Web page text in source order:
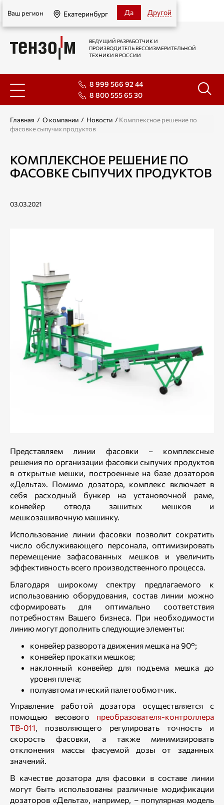
Екатеринбург
Ваш регион Екатеринбург Да Другой
ВЕДУЩИЙ РАЗРАБОТЧИК И
ПРОИЗВОДИТЕЛЬ ВЕСОИЗМЕРИТЕЛЬНОЙ
ТЕХНИКИ В РОССИИ
8 999 566 92 44
8 800 555 65 30
Главная / О компании / Новости /Комплексное решение по
фасовке сыпучих продуктов
КОМПЛЕКСНОЕ РЕШЕНИЕ ПО
ФАСОВКЕ СЫПУЧИХ ПРОДУКТОВ
03.03.2021
Представляем линии фасовки – комплексные
решения по организации фасовки сыпучих продуктов
в открытые мешки, построенные на базе дозаторов
«Дельта». Помимо дозатора, комплекс включает в
себя расходный бункер на установочной раме,
конвейер отвода зашитых мешков и
мешкозашивочную машинку.
Использование линии фасовки позволит сократить
число обслуживающего персонала, оптимизировать
перемещение зафасованных мешков и увеличить
эффективность всего производственного процесса.
Благодаря широкому спектру предлагаемого к
использованию оборудования, состав линии можно
сформировать для оптимально соответствия
потребностям Вашего бизнеса. При необходимости
линию могут дополнить следующие элементы:
конвейер разворота движения мешка на 90°;
конвейер прокатки мешков;
наклонный конвейер для подъема мешка до
уровня плеча;
полуавтоматический палетообмотчик.
Управление работой дозатора осуществляется с
помощью весового преобразователя-контроллера
ТВ-011, позволяющего регулировать точность и
скорость фасовки, а также минимизировать
отклонения массы фасуемой дозы от заданных
значений.
В качестве дозатора для фасовки в составе линии
могут быть использованы различные модификации
дозаторов «Дельта», например, – популярная модель